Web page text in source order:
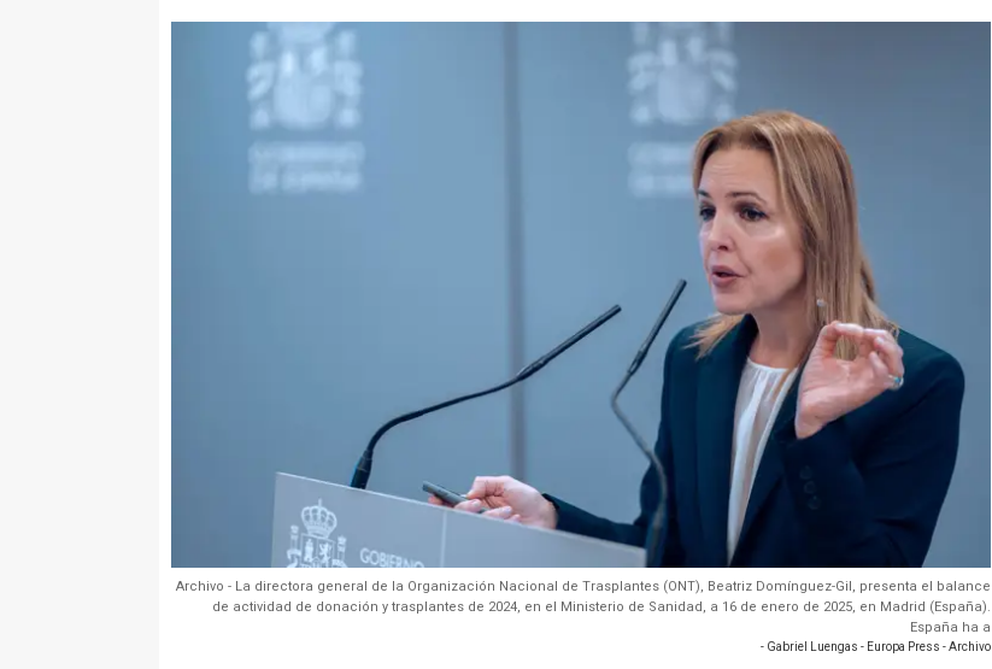
Archivo - La directora general de la Organización Nacional de Trasplantes (ONT), Beatriz Domínguez-Gil, presenta el balance
de actividad de donación y trasplantes de 2024, en el Ministerio de Sanidad, a 16 de enero de 2025, en Madrid (España).
España ha a
- Gabriel Luengas - Europa Press - Archivo